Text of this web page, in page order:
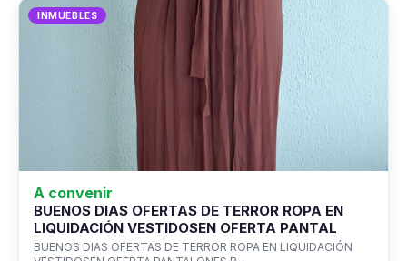
INMUEBLES
A convenir
BUENOS DIAS OFERTAS DE TERROR ROPA EN
LIQUIDACIÓN VESTIDOSEN OFERTA PANTAL
BUENOS DIAS OFERTAS DE TERROR ROPA EN LIQUIDACIÓN